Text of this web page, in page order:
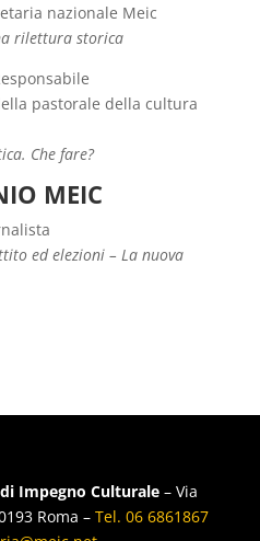
nazionale Meic
rilettura storica
pastorale della cultura
Che fare?
MEIC
ed elezioni – La nuova
Impegno Culturale– Via
Roma – Tel. 06 6861867